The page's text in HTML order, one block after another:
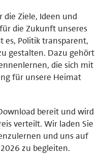
Ziele, Ideen und
die Zukunft unseres
es, Politik transparent,
gestalten. Dazu gehört
die sich mit
für unsere Heimat
bereit und wird
verteilt. Wir laden Sie
und uns auf
zu begleiten.